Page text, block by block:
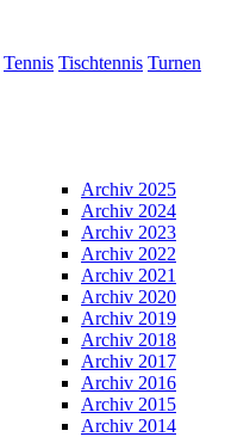
Tennis Tischtennis Turnen
Archiv 2025
Archiv 2024
Archiv 2023
Archiv 2022
Archiv 2021
Archiv 2020
Archiv 2019
Archiv 2018
Archiv 2017
Archiv 2016
Archiv 2015
Archiv 2014